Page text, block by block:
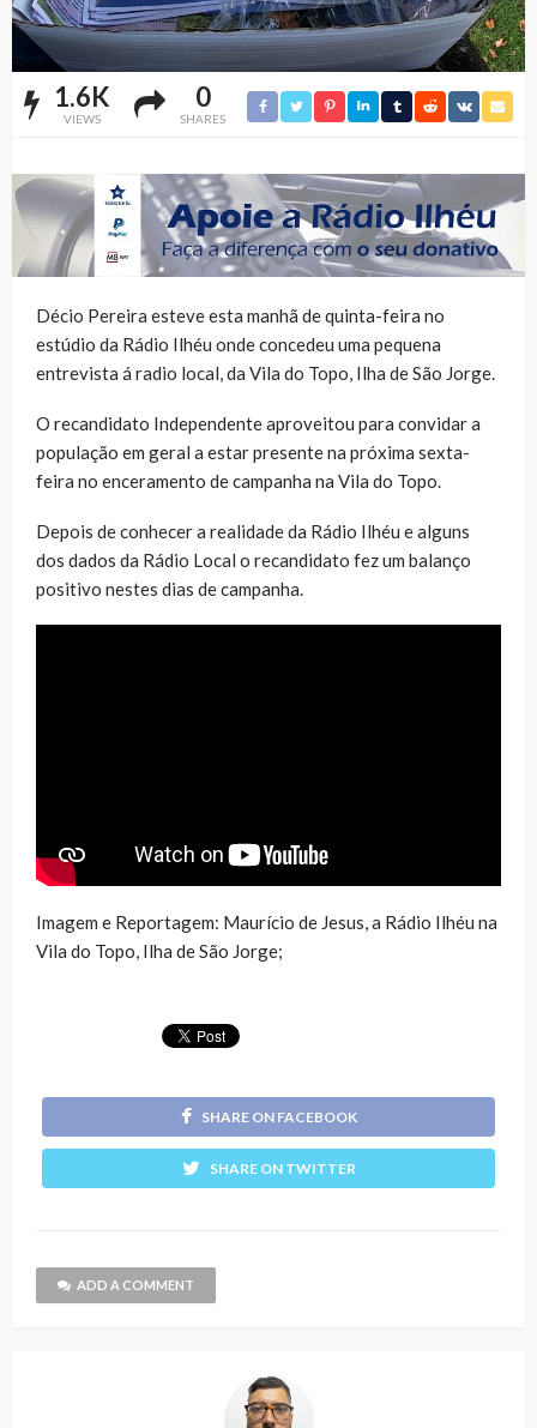
1.6K
VIEWS
0
SHARES
Décio Pereira esteve esta manhã de quinta-feira no
estúdio da Rádio Ilhéu onde concedeu uma pequena
entrevista á radio local, da Vila do Topo, Ilha de São Jorge.
O recandidato Independente aproveitou para convidar a
população em geral a estar presente na próxima sexta-
feira no enceramento de campanha na Vila do Topo.
Depois de conhecer a realidade da Rádio Ilhéu e alguns
dos dados da Rádio Local o recandidato fez um balanço
positivo nestes dias de campanha.
Imagem e Reportagem: Maurício de Jesus, a Rádio Ilhéu na
Vila do Topo, Ilha de São Jorge;
SHARE ON FACEBOOK
SHARE ON TWITTER
ADD A COMMENT